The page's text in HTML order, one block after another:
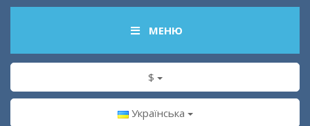
МЕНЮ
$
Українська